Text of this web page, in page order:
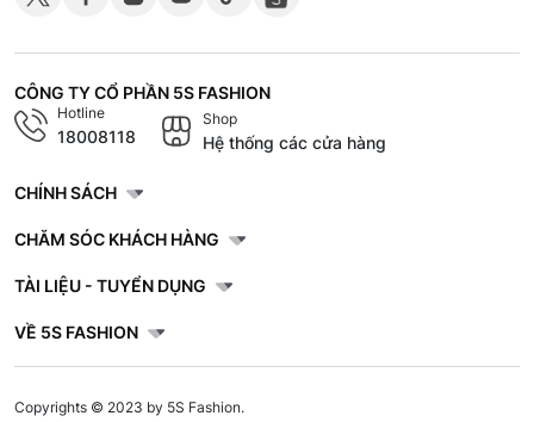
CÔNG TY CỔ PHẦN 5S FASHION
Hotline
18008118
Shop
Hệ thống các cửa hàng
CHÍNH SÁCH
CHĂM SÓC KHÁCH HÀNG
TÀI LIỆU - TUYỂN DỤNG
VỀ 5S FASHION
Copyrights © 2023 by 5S Fashion.